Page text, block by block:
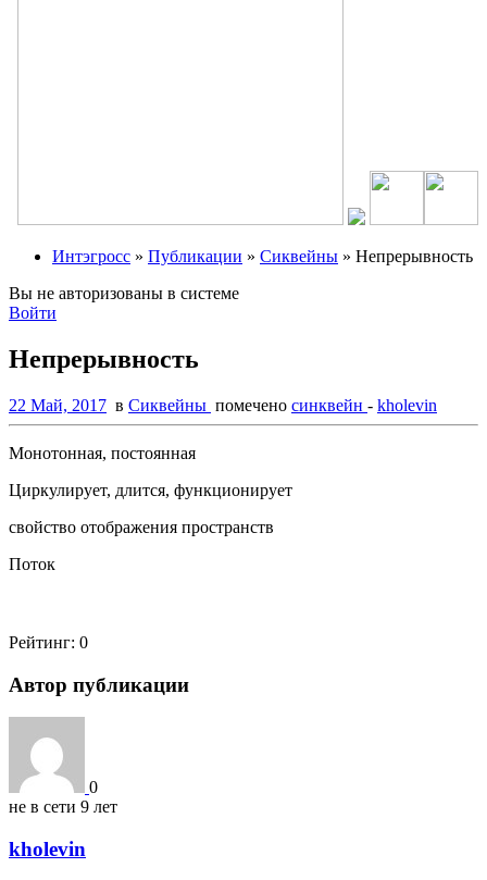
Интэгросс » Публикации » Сиквейны » Непрерывность
Вы не авторизованы в системе
Войти
Непрерывность
22 Май, 2017 в Сиквейны помечено синквейн - kholevin
Монотонная, постоянная
Циркулирует, длится, функционирует
свойство отображения пространств
Поток
Рейтинг: 0
Автор публикации
0
не в сети 9 лет
kholevin